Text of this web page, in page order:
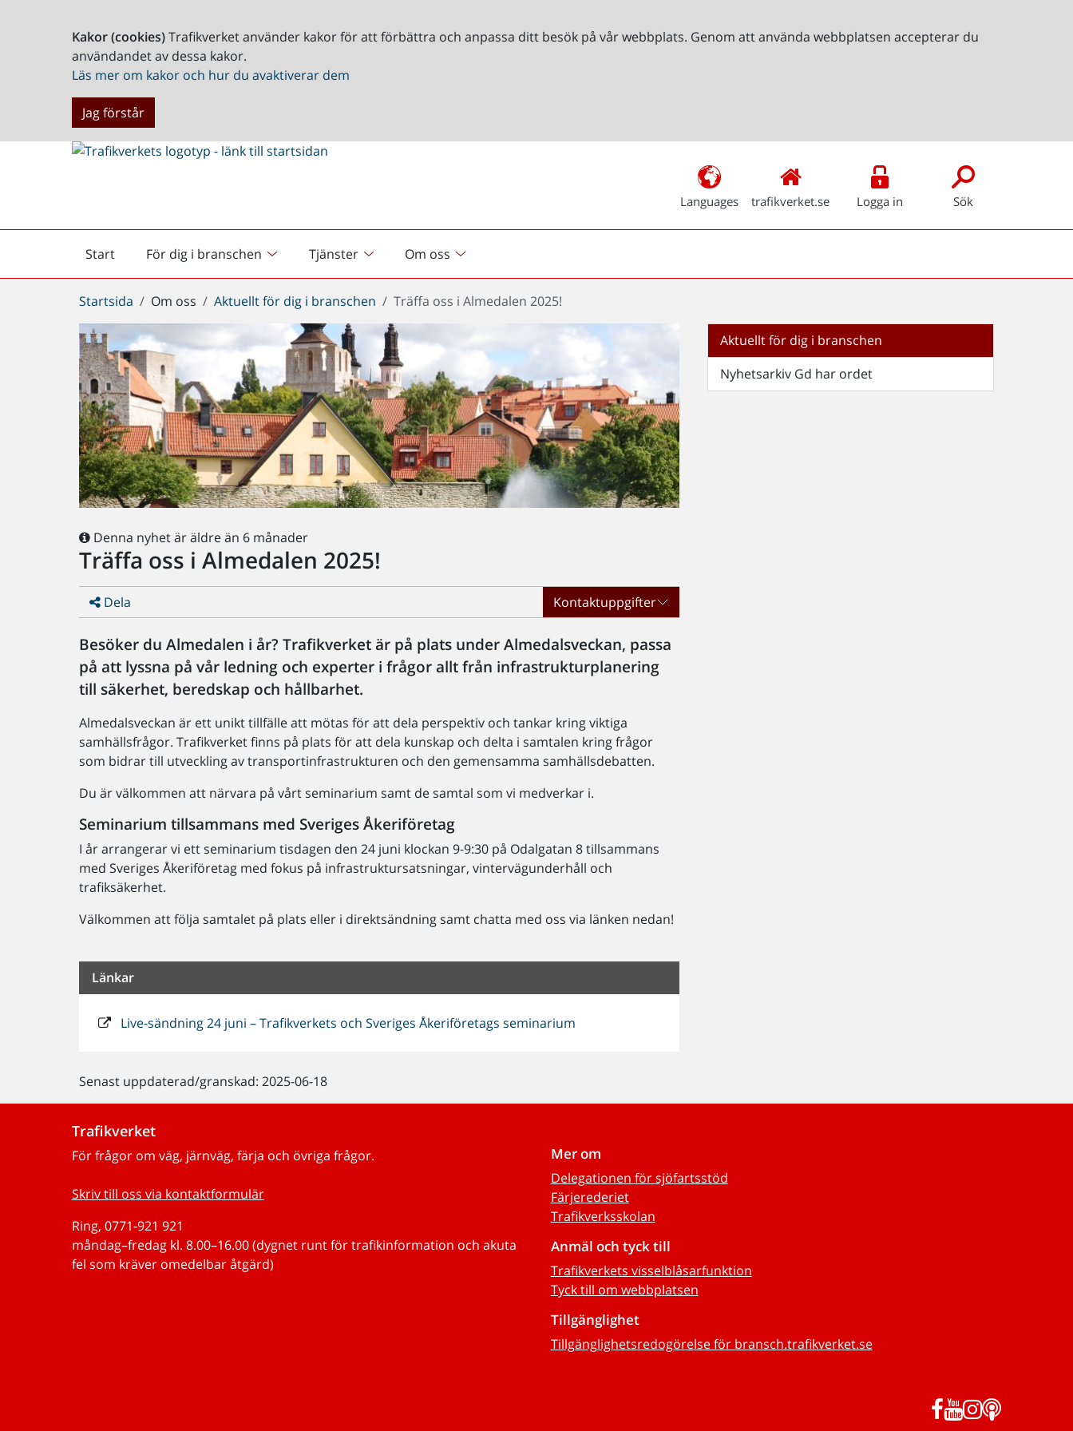
Kakor (cookies)Trafikverket använder kakor för att förbättra och anpassa ditt besök på vår webbplats. Genom att använda webbplatsen accepterar du
användandet av dessa kakor.
Läs mer om kakor och hur du avaktiverar dem
Jag förstår
Languages trafikverket.se Logga in Sök
Start
Startsida För dig i branschen Tjänster Om oss
Du
är
här:
Startsida Om oss Aktuellt för dig i branschen Träffa oss i Almedalen 2025!
Denna nyhet är äldre än 6 månader
Träffa oss i Almedalen 2025!
Dela Kontaktuppgifter
Besöker du Almedalen i år? Trafikverket är på plats under Almedalsveckan, passa
på att lyssna på vår ledning och experter i frågor allt från infrastrukturplanering
till säkerhet, beredskap och hållbarhet.
Almedalsveckan är ett unikt tillfälle att mötas för att dela perspektiv och tankar kring viktiga
samhällsfrågor. Trafikverket finns på plats för att dela kunskap och delta i samtalen kring frågor
som bidrar till utveckling av transportinfrastrukturen och den gemensamma samhällsdebatten.
Du är välkommen att närvara på vårt seminarium samt de samtal som vi medverkar i.
Seminarium tillsammans med Sveriges Åkeriföretag
I år arrangerar vi ett seminarium tisdagen den 24 juni klockan 9-9:30 på Odalgatan 8 tillsammans
med Sveriges Åkeriföretag med fokus på infrastruktursatsningar, vintervägunderhåll och
trafiksäkerhet.
Välkommen att följa samtalet på plats eller i direktsändning samt chatta med oss via länken nedan!
Länkar
Live-sändning 24 juni – Trafikverkets och Sveriges Åkeriföretags seminarium
Senast uppdaterad/granskad: 2025-06-18
Aktuellt för dig i branschen
Nyhetsarkiv Gd har ordet
Trafikverket
För frågor om väg, järnväg, färja och övriga frågor.
Skriv till oss via kontaktformulär
Ring, 0771-921 921
måndag–fredag kl. 8.00–16.00 (dygnet runt för trafikinformation och akuta
fel som kräver omedelbar åtgärd)
Mer om
Delegationen för sjöfartsstöd
Färjerederiet
Trafikverksskolan
Anmäl och tyck till
Trafikverkets visselblåsarfunktion
Tyck till om webbplatsen
Tillgänglighet
Tillgänglighetsredogörelse för bransch.trafikverket.se
Facebook
YouTube
Instagram
Podd